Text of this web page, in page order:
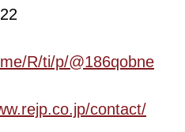
R/ti/p/@186qobne
contact/